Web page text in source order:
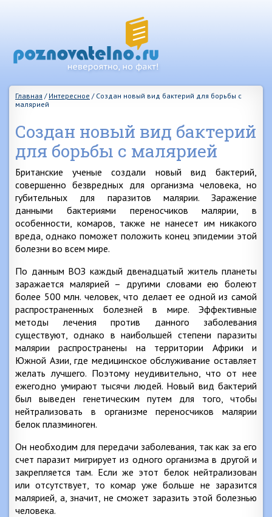
Главная / Интересное / Создан новый вид бактерий для борьбы с
малярией
Создан новый вид бактерий
для борьбы с малярией
Британские ученые создали новый вид бактерий,
совершенно безвредных для организма человека, но
губительных для паразитов малярии. Заражение
данными бактериями переносчиков малярии, в
особенности, комаров, также не нанесет им никакого
вреда, однако поможет положить конец эпидемии этой
болезни во всем мире.
По данным ВОЗ каждый двенадцатый житель планеты
заражается малярией – другими словами ею болеют
более 500 млн. человек, что делает ее одной из самой
распространенных болезней в мире. Эффективные
методы лечения против данного заболевания
существуют, однако в наибольшей степени паразиты
малярии распространены на территории Африки и
Южной Азии, где медицинское обслуживание оставляет
желать лучшего. Поэтому неудивительно, что от нее
ежегодно умирают тысячи людей. Новый вид бактерий
был выведен генетическим путем для того, чтобы
нейтрализовать в организме переносчиков малярии
белок плазминоген.
Он необходим для передачи заболевания, так как за его
счет паразит мигрирует из одного организма в другой и
закрепляется там. Если же этот белок нейтрализован
или отсутствует, то комар уже больше не заразится
малярией, а, значит, не сможет заразить этой болезнью
человека.